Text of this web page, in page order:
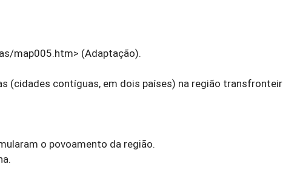
map005.htm> (Adaptação).
(cidades contíguas, em dois países) na região
o povoamento da região.